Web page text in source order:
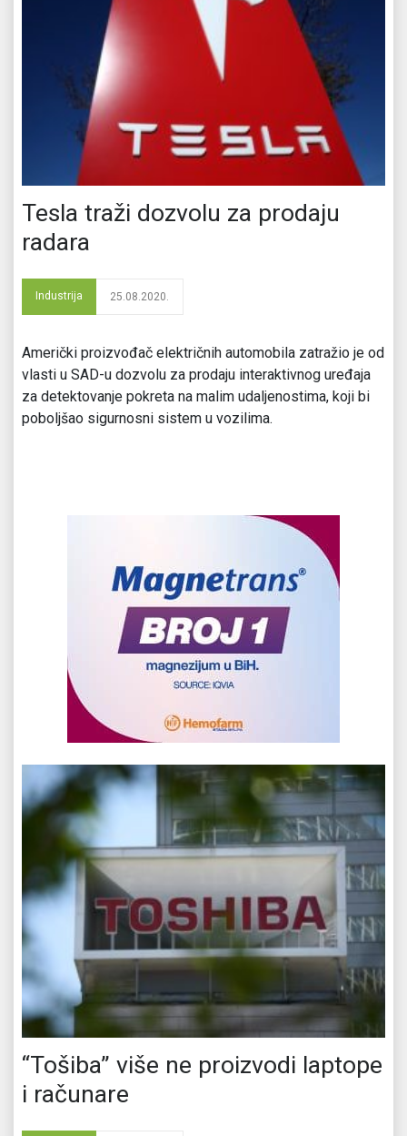
Tesla traži dozvolu za prodaju
radara
Industrija 25.08.2020.
Američki proizvođač električnih automobila zatražio je od
vlasti u SAD-u dozvolu za prodaju interaktivnog uređaja
za detektovanje pokreta na malim udaljenostima, koji bi
poboljšao sigurnosni sistem u vozilima.
“Tošiba” više ne proizvodi laptope
i računare